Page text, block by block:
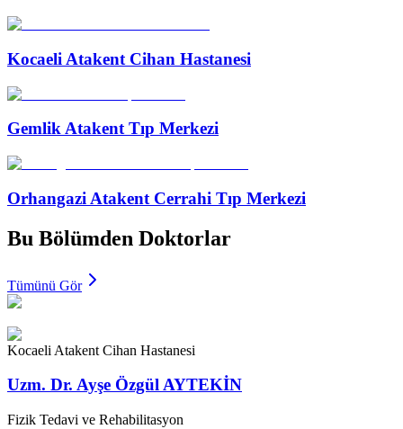
Kocaeli Atakent Cihan Hastanesi
Gemlik Atakent Tıp Merkezi
Orhangazi Atakent Cerrahi Tıp Merkezi
Bu Bölümden Doktorlar
Tümünü Gör
Kocaeli Atakent Cihan Hastanesi
Uzm. Dr. Ayşe Özgül AYTEKİN
Fizik Tedavi ve Rehabilitasyon